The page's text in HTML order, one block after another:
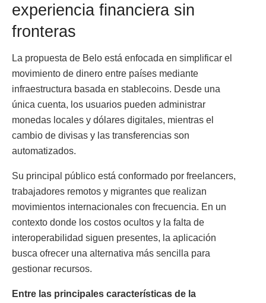
experiencia financiera sin
fronteras
La propuesta de Belo está enfocada en simplificar el
movimiento de dinero entre países mediante
infraestructura basada en stablecoins. Desde una
única cuenta, los usuarios pueden administrar
monedas locales y dólares digitales, mientras el
cambio de divisas y las transferencias son
automatizados.
Su principal público está conformado por freelancers,
trabajadores remotos y migrantes que realizan
movimientos internacionales con frecuencia. En un
contexto donde los costos ocultos y la falta de
interoperabilidad siguen presentes, la aplicación
busca ofrecer una alternativa más sencilla para
gestionar recursos.
Entre las principales características de la